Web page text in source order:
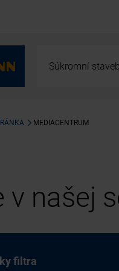
Súkromní
MEDIACENTRUM
v našej
filtra